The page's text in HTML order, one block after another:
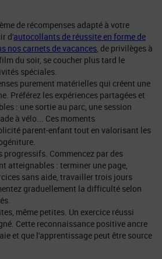
de récompenses adapté à votre
d'autocollants de réussite en forme de
nos carnets de vacances, de privilèges à
du soir, se coucher plus tard le
spéciales.
purement matérielles qui créent une
Préférez les expériences partagées et
: une sortie au parc, une session
à vélo... Ces moments
parent-enfant tout en valorisant les
progressifs. Commencez par des
atteignables : terminer une page,
sans aide, travailler trois jours
graduellement la difficulté selon
même petites. Un exercice réussi
Cette reconnaissance positive ancre
et que l'apprentissage peut être source